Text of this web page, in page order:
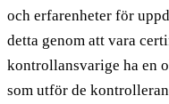
och erfarenheter för
detta genom att vara
kontrollansvarige ha en
som utför de